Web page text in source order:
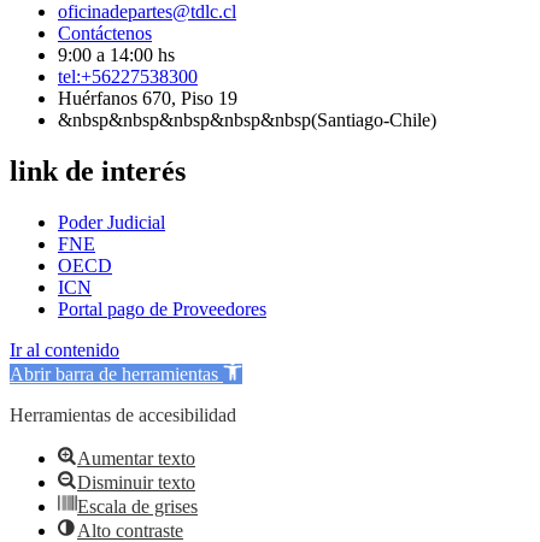
oficinadepartes@tdlc.cl
Contáctenos
9:00 a 14:00 hs
tel:+56227538300
Huérfanos 670, Piso 19
&nbsp&nbsp&nbsp&nbsp&nbsp(Santiago-Chile)
link de interés
Poder Judicial
FNE
OECD
ICN
Portal pago de Proveedores
Ir al contenido
Abrir barra de herramientas
Herramientas de accesibilidad
Aumentar texto
Disminuir texto
Escala de grises
Alto contraste